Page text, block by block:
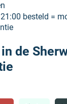
besteld =
de